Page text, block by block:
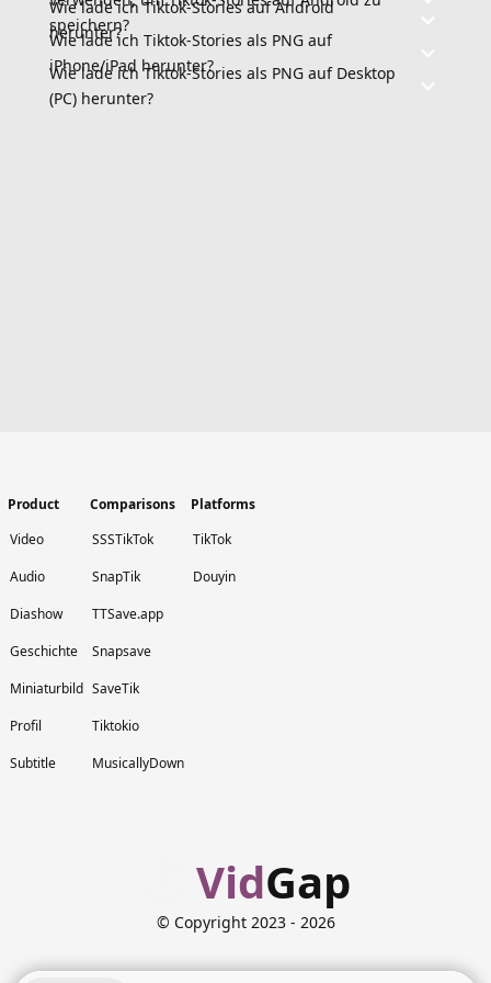
speichern?
Wie lade ich Tiktok-Stories auf Android
herunter?
Wie lade ich Tiktok-Stories als PNG auf
iPhone/iPad herunter?
Wie lade ich Tiktok-Stories als PNG auf Desktop
(PC) herunter?
Product
Video
Audio
Diashow
Geschichte
Miniaturbild
Profil
Subtitle
Comparisons
SSSTikTok
SnapTik
TTSave.app
Snapsave
SaveTik
Tiktokio
MusicallyDown
Platforms
TikTok
Douyin
VidGap
© Copyright 2023 - 2026